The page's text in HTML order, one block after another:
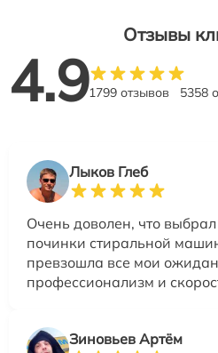
Отзывы
4.91799 отзывов 5358
Лыков Глеб
Очень доволен, что
починки стиральной
превзошла все мои
профессионализм и
Зиновьев Артём